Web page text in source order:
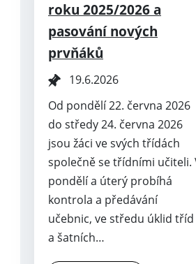
roku 2025/2026 a
pasování nových
prvňáků
19.6.2026
Od pondělí 22. června 2026
do středy 24. června 2026
jsou žáci ve svých třídách
společně se třídními učiteli.
pondělí a úterý probíhá
kontrola a předávání
učebnic, ve středu úklid tříd
a šatních…